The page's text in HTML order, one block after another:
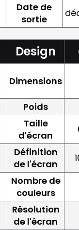
Date de
sortie
Design
Dimensions
Poids
Taille
d'écran
Définition
de l'écran
Nombre de
couleurs
Résolution
de l'écran